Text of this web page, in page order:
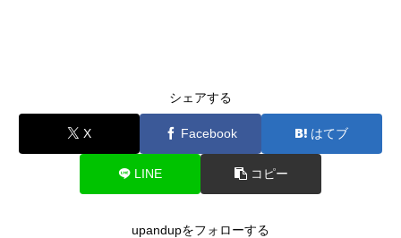
シェアする
X Facebook はてブ
LINE コピー
upandupをフォローする